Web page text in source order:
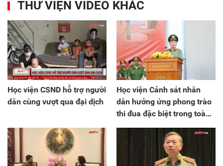
THƯ VIỆN VIDEO KHÁC
Học viện CSND hỗ trợ người
dân cùng vượt qua đại dịch
Học viện Cảnh sát nhân
dân hưởng ứng phong trào
thi đua đặc biệt trong toàn